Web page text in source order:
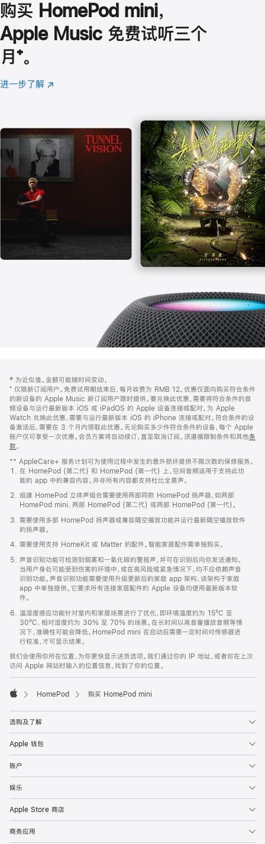
购买 HomePod mini，
Apple Music 免费试听三个
月 脚
注
⁺。
进一步了解 Apple
(在
口
中
打
开)
页
页
脚
注
‡ 为近似值。金额可能随时间变动。
⁺ 仅限新订阅用户。免费试用期结束后，每月收费为 RMB 12。优惠仅面向购买符合条件
的新设备的 Apple Music 新订阅用户限时提供。要兑换此优惠，需要将符合条件的音
频设备与运行最新版本 iOS 或 iPadOS 的 Apple 设备连接或配对。为 Apple
Watch 兑换此优惠，需要与运行最新版本 iOS 的 iPhone 连接或配对。符合条件的设
备激活后，需要在 3 个月内领取此优惠。无论购买多少件符合条件的设备，每个 Apple
账户仅可享受一次优惠。会员方案将自动续订，直至取消订阅。须遵循限制条件和其他条
款。
窗
口
中
打
开)
** AppleCare+ 服务计划可为使用过程中发生的意外损坏提供不限次数的保修服务。
在 HomePod (第二代) 和 HomePod (第一代) 上，空间音频适用于支持此功
能的 app 中的兼容内容。并非所有内容都支持杜比全景声。
组建 HomePod 立体声组合需要使用两部同款 HomePod 扬声器，如两部
HomePod mini、两部 HomePod (第二代) 或两部 HomePod (第一代)。
需要使用多部 HomePod 扬声器或兼容隔空播放功能并运行最新隔空播放软件
的扬声器。
需要使用支持 HomeKit 或 Matter 的配件。智能家居配件需单独购买。
声音识别功能可检测到烟雾和一氧化碳的警报声，并可在识别后向你发送通知。
当用户身处可能受到伤害的环境中，或在高风险或紧急情况下，均不应依赖声音
识别功能。声音识别功能需要使用升级更新后的家庭 app 架构，该架构于家庭
app 中单独提供。它要求所有连接家居配件的 Apple 设备均使用最新版本软
件。
温湿度感应功能针对室内和家居场景进行了优化，即环境温度约为 15ºC 至
30ºC、相对湿度约为 30% 至 70% 的场景。在长时间以高音量播放音频等情
况下，准确性可能会降低。HomePod mini 在启动后需要一定时间对传感器进
行校准，才可显示结果。
我们会使用你所在位置，为你更快显示送货选项。我们通过你的 IP 地址，或者你在上次
访问 Apple 网站时输入的位置信息，找到了你的位置。
HomePod 购买 HomePod mini
选购及了解
Apple 钱包
账户
娱乐
Apple Store 商店
商务应用